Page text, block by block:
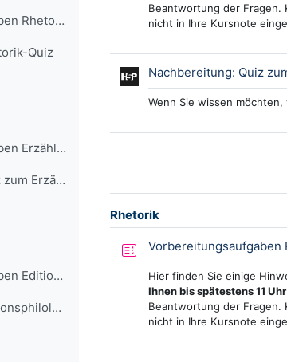
Vorbereitungsaufgaben Rhetorik
Quiz
Vorbereitungsaufgaben Erzählen
Nachbereitung: Quiz zum Erzählen
Vorbereitungsaufgaben Editionsphilologie
Nachbereitung: Editionsphilologie-Quiz
Beantwortung der Fragen.
nicht in Ihre Kursnote
Nachbereitung: Quiz
Wenn Sie wissen
Rhetorik
Vorbereitungsaufgaben
Hier finden Sie einige
Ihnen bis spätestens 11
Beantwortung der Fragen.
nicht in Ihre Kursnote